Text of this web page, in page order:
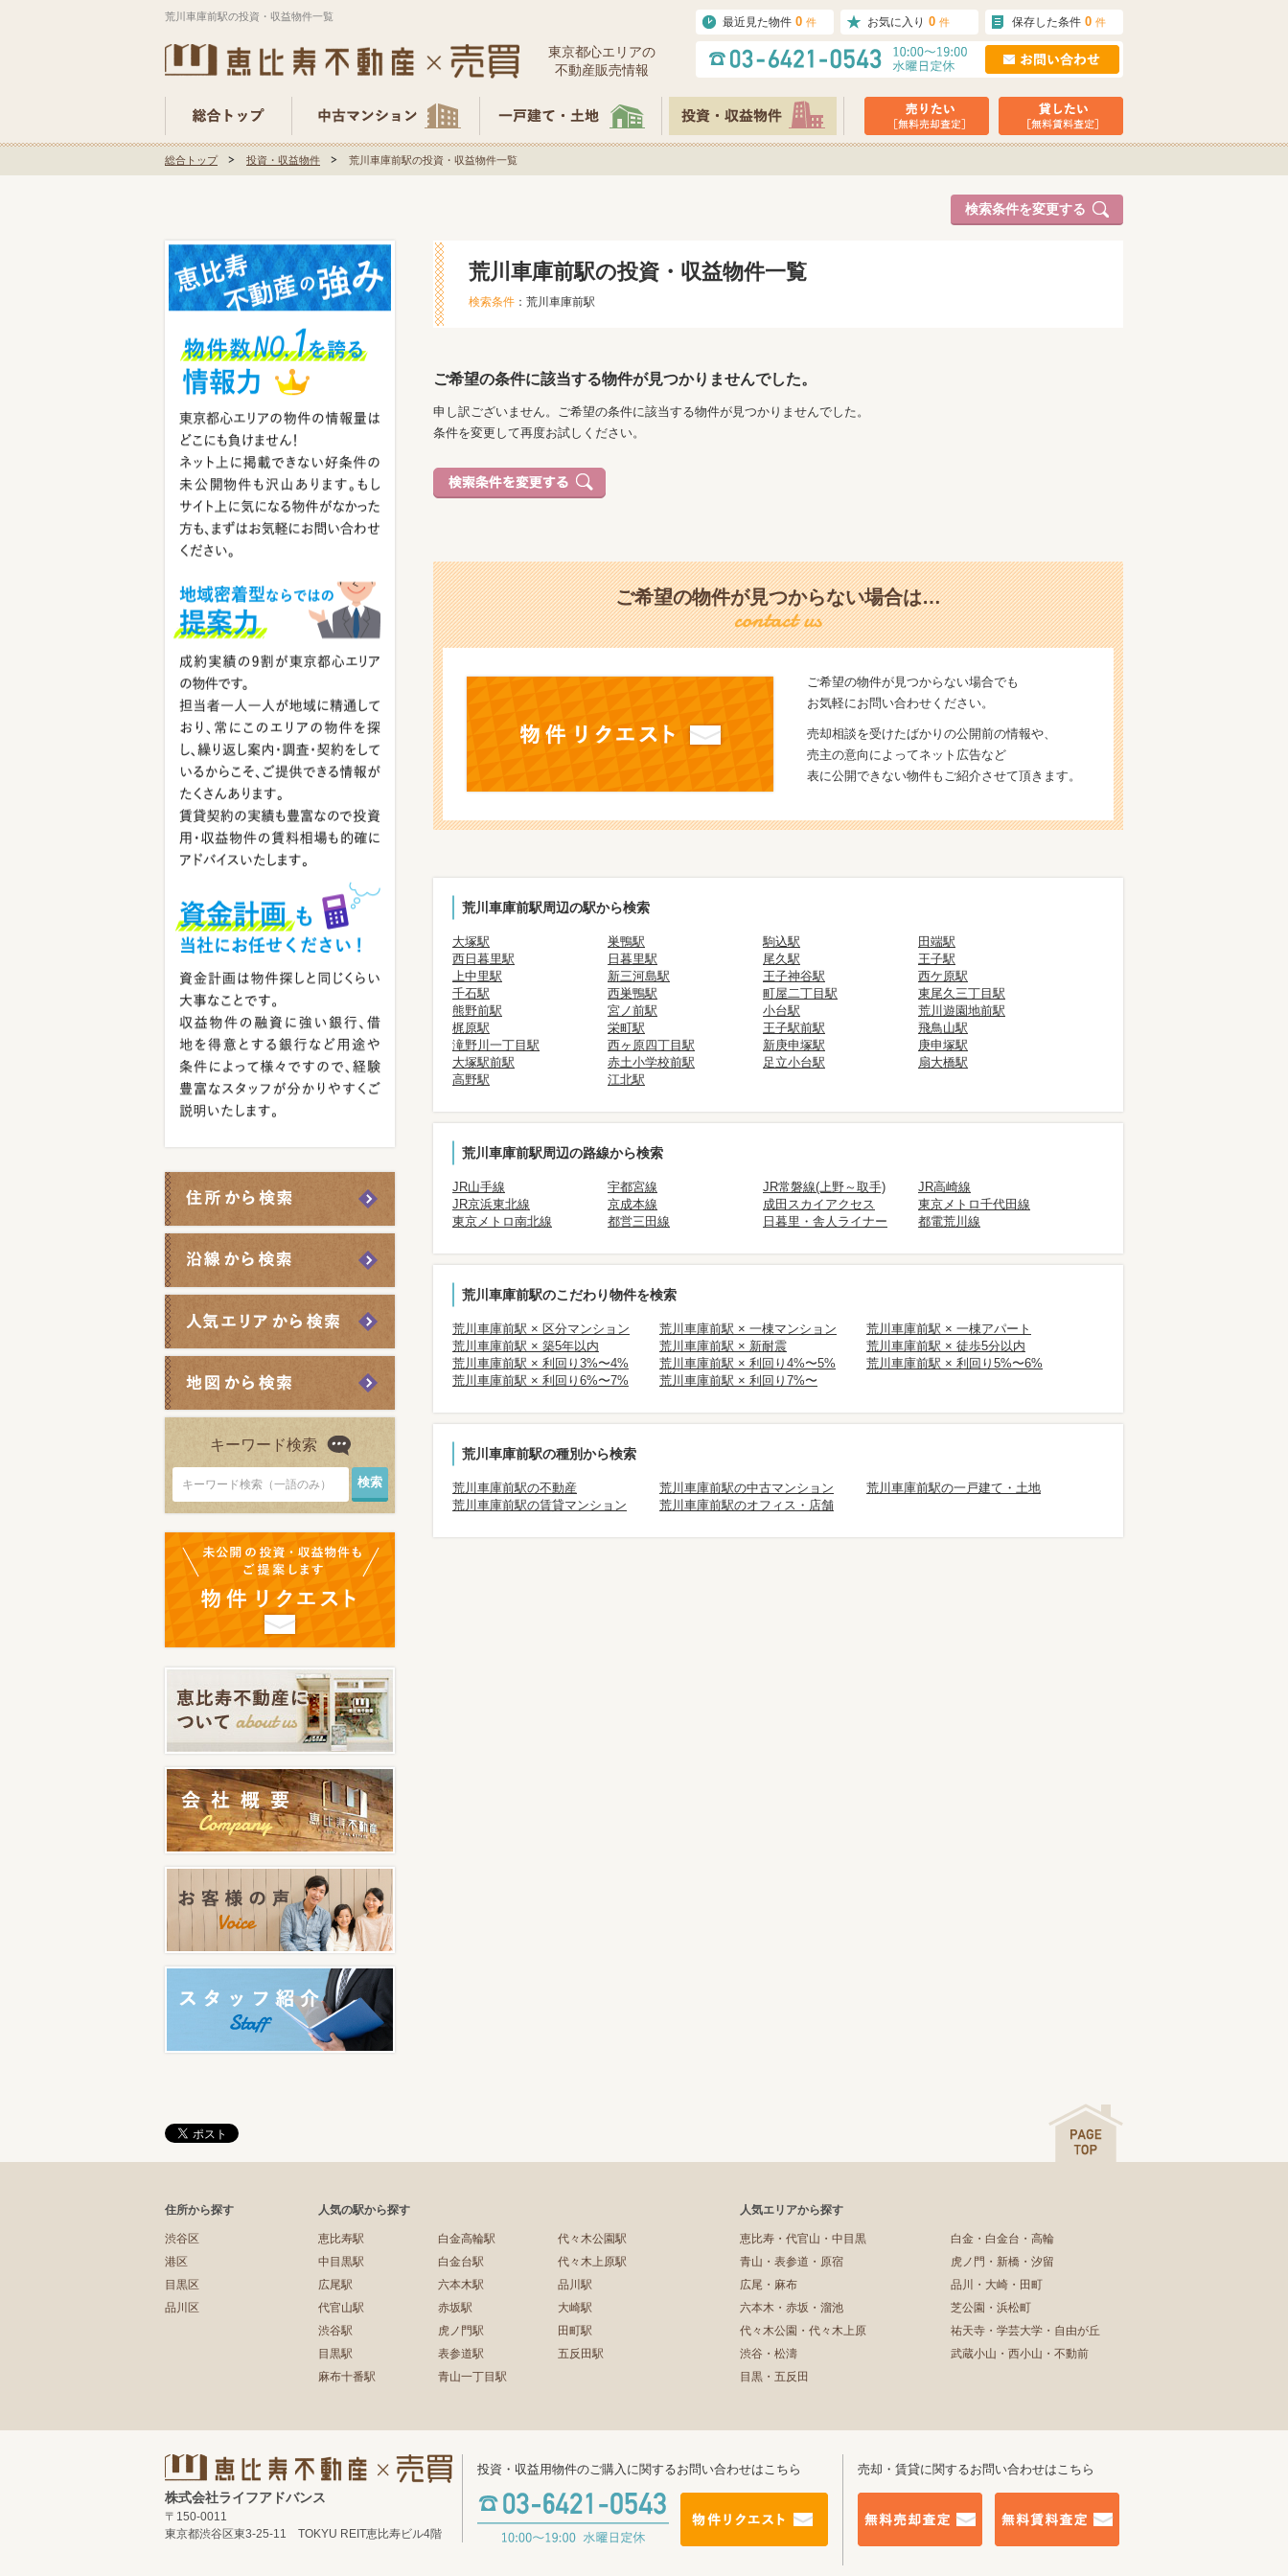
荒川車庫前駅の投資・収益物件一覧
東京都⼼エリアの
不動産販売情報
最近見た物件 0 件 お気に入り 0 件 保存した条件 0 件
総合トップ 投資・収益物件 荒川車庫前駅の投資・収益物件一覧
検索条件を変更する
キーワード検索
キーワード検索（一語のみ）
荒川車庫前駅の投資・収益物件一覧
検索条件 ：荒川車庫前駅
ご希望の条件に該当する物件が見つかりませんでした。
申し訳ございません。ご希望の条件に該当する物件が見つかりませんでした。
条件を変更して再度お試しください。
ご希望の物件が見つからない場合は…
ご希望の物件が見つからない場合でも
お気軽にお問い合わせください。
売却相談を受けたばかりの公開前の情報や、
売主の意向によってネット広告など
表に公開できない物件もご紹介させて頂きます。
荒川車庫前駅周辺の駅から検索
大塚駅 巣鴨駅 駒込駅
田端駅
西日暮里駅
日暮里駅 尾久駅
王子駅
上中里駅
新三河島駅 王子神谷駅
西ケ原駅
千石駅
西巣鴨駅 町屋二丁目駅
東尾久三丁目駅
熊野前駅
宮ノ前駅 小台駅
荒川遊園地前駅
梶原駅
栄町駅 王子駅前駅
飛鳥山駅
滝野川一丁目駅
西ヶ原四丁目駅 新庚申塚駅
庚申塚駅
大塚駅前駅
赤土小学校前駅 足立小台駅
扇大橋駅
高野駅
江北駅
荒川車庫前駅周辺の路線から検索
JR山手線 宇都宮線 JR常磐線(上野～取手)
JR高崎線
JR京浜東北線
京成本線 成田スカイアクセス
東京メトロ千代田線
東京メトロ南北線
都営三田線 日暮里・舎人ライナー 都電荒川線
荒川車庫前駅のこだわり物件を検索
荒川車庫前駅 × 区分マンション 荒川車庫前駅 × 一棟マンション
荒川車庫前駅 × 一棟アパート
荒川車庫前駅 × 築5年以内
荒川車庫前駅 × 新耐震
荒川車庫前駅 × 徒歩5分以内
荒川車庫前駅 × 利回り3%〜4%
荒川車庫前駅 × 利回り4%〜5%
荒川車庫前駅 × 利回り5%〜6%
荒川車庫前駅 × 利回り6%〜7%
荒川車庫前駅 × 利回り7%〜
荒川車庫前駅の種別から検索
荒川車庫前駅の不動産 荒川車庫前駅の中古マンション
荒川車庫前駅の一戸建て・土地
荒川車庫前駅の賃貸マンション
荒川車庫前駅のオフィス・店舗
住所から探す
渋谷区
港区
目黒区
品川区
人気の駅から探す
恵比寿駅
中目黒駅
広尾駅
代官山駅
渋谷駅
目黒駅
麻布十番駅
白金高輪駅
白金台駅
六本木駅
赤坂駅
虎ノ門駅
表参道駅
青山一丁目駅
代々木公園駅
代々木上原駅
品川駅
大崎駅
田町駅
五反田駅
人気エリアから探す
恵比寿・代官山・中目黒
青山・表参道・原宿
広尾・麻布
六本木・赤坂・溜池
代々木公園・代々木上原
渋谷・松濤
目黒・五反田
白金・白金台・高輪
虎ノ門・新橋・汐留
品川・大崎・田町
芝公園・浜松町
祐天寺・学芸大学・自由が丘
武蔵小山・西小山・不動前
株式会社ライフアドバンス
〒150-0011
東京都渋谷区東3-25-11 TOKYU REIT恵比寿ビル4階
投資・収益用物件のご購入に関するお問い合わせはこちら 売却・賃貸に関するお問い合わせはこちら